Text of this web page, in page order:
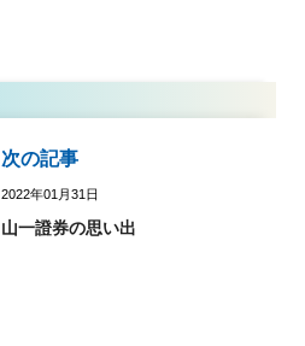
次の記事
2022年01月31日
山一證券の思い出